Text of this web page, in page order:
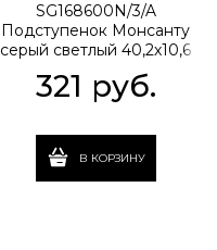
SG168600N/3/A
Подступенок Монсанту
серый светлый 40,2х10,6
321 руб.
В КОРЗИНУ